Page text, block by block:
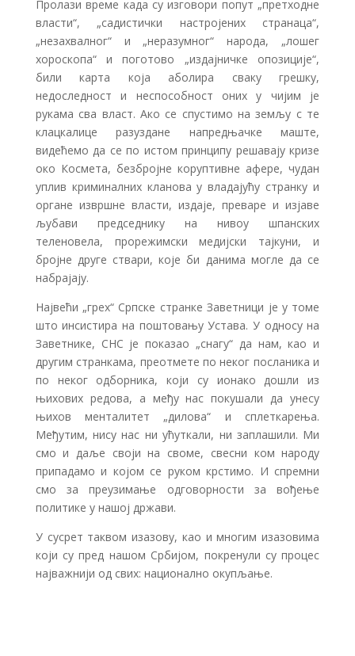
Пролази време када су изговори попут „претходне
власти“, „садистички настројених странаца“,
„незахвалног“ и „неразумног“ народа, „лошег
хороскопа“ и поготово „издајничке опозиције“,
били карта која аболира сваку грешку,
недоследност и неспособност оних у чијим је
рукама сва власт. Ако се спустимо на земљу с те
клацкалице разуздане напредњачке маште,
видећемо да се по истом принципу решавају кризе
око Космета, безбројне коруптивне афере, чудан
уплив криминалних кланова у владајућу странку и
органе извршне власти, издаје, преваре и изјаве
љубави председнику на нивоу шпанских
теленовела, прорежимски медијски тајкуни, и
бројне друге ствари, које би данима могле да се
набрајају.
Највећи „грех“ Српске странке Заветници је у томе
што инсистира на поштовању Устава. У односу на
Заветнике, СНС је показао „снагу“ да нам, као и
другим странкама, преотмете по неког посланика и
по неког одборника, који су ионако дошли из
њихових редова, а међу нас покушали да унесу
њихов менталитет „дилова“ и сплеткарења.
Међутим, нису нас ни ућуткали, ни заплашили. Ми
смо и даље своји на своме, свесни ком народу
припадамо и којом се руком крстимо. И спремни
смо за преузимање одговорности за вођење
политике у нашој држави.
У сусрет таквом изазову, као и многим изазовима
који су пред нашом Србијом, покренули су процес
најважнији од свих: национално окупљање.